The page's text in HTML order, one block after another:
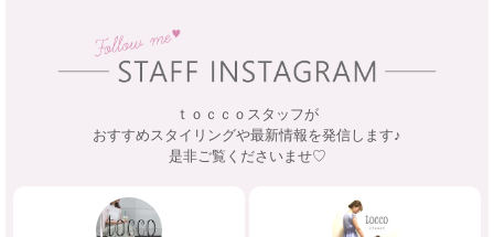
ｔｏｃｃｏスタッフが
おすすめスタイリングや最新情報を発信します♪
是非ご覧くださいませ♡